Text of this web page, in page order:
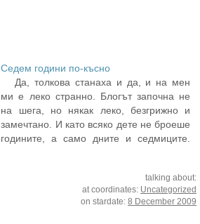
Седем години по-късно
Да, толкова станаха и да, и на мен
ми е леко странно. Блогът започна не
на шега, но някак леко, безгрижно и
замечтано. И като всяко дете не броеше
годините, а само дните и седмиците.
talking about:
at coordinates: Uncategorized
on stardate:8 December 2009